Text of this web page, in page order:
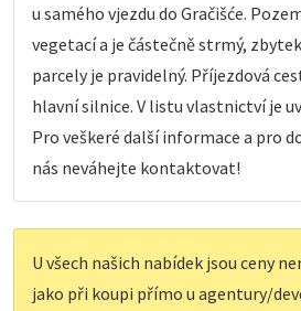
u samého vjezdu do Gračišće.
vegetací a je částečně strmý,
parcely je pravidelný. Příjezdová
hlavní silnice. V listu vlastnictví je
Pro veškeré další informace a pro
nás neváhejte kontaktovat!
U všech našich nabídek jsou ceny
jako při koupi přímo u agentury/